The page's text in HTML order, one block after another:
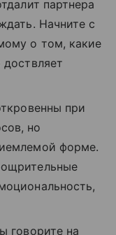
партнера
Начните с
о том, какие
при
но
форме.
говорите на